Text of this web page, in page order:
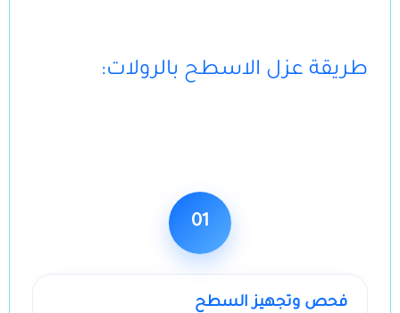
:طريقة عزل الاسطح بالرولات
01
فحص وتجهيز السطح